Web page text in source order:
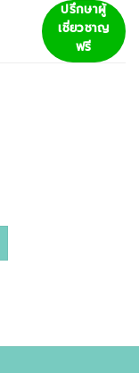
ปรึกษาผู้
เชี่ยวชาญ
ฟรี